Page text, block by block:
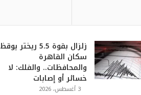
زلزال بقوة 5.5 ريختر يوقظ
سكان القاهرة
والمحافظات.. والفلك: لا
خسائر أو إصابات
3 أغسطس، 2026